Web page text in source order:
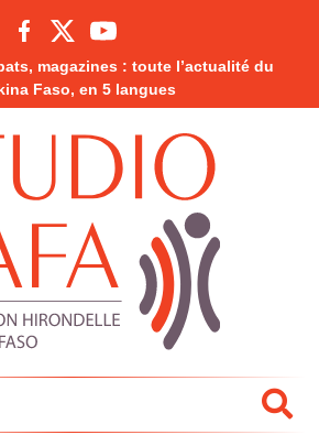
magazines : toute l’actualité du
Faso, en 5 langues